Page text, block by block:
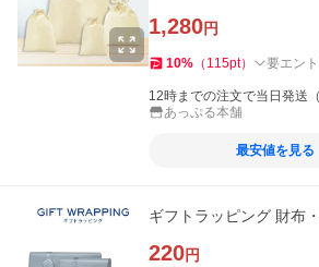
1,280円
10% （ 115pt） 要エン
12時までの注文で当日発送
あっぷる本舗
最安値を見る
ギフトラッピング 財布
220円